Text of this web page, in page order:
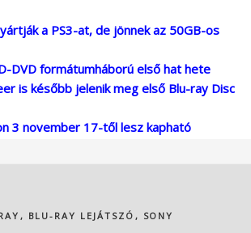
a PS3-at, de jönnek az 50GB-os
DVD formátumháború első hat hete
is később jelenik meg első Blu-ray Disc
3 november 17-től lesz kapható
, BLU-RAY LEJÁTSZÓ , SONY